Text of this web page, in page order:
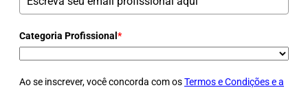
Categoria Profissional *
Ao se inscrever, você concorda com osTermos e Condições e a